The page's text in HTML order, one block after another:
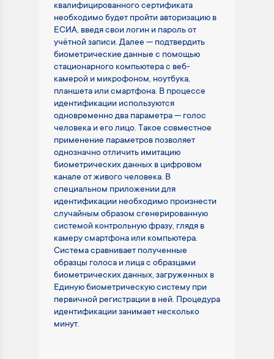
квалифицированного сертификата
необходимо будет пройти авторизацию в
ЕСИА, введя свои логин и пароль от
учётной записи. Далее — подтвердить
биометрические данные с помощью
стационарного компьютера с веб-
камерой и микрофоном, ноутбука,
планшета или смартфона. В процессе
идентификации используются
одновременно два параметра — голос
человека и его лицо. Такое совместное
применение параметров позволяет
однозначно отличить имитацию
биометрических данных в цифровом
канале от живого человека. В
специальном приложении для
идентификации необходимо произнести
случайным образом сгенерированную
системой контрольную фразу, глядя в
камеру смартфона или компьютера.
Система сравнивает полученные
образцы голоса и лица с образцами
биометрических данных, загруженных в
Единую биометрическую систему при
первичной регистрации в ней. Процедура
идентификации занимает несколько
минут.